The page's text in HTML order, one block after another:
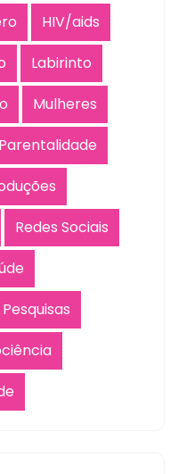
HIV/aids
Labirinto
Mulheres
Parentalidade
Redes Sociais